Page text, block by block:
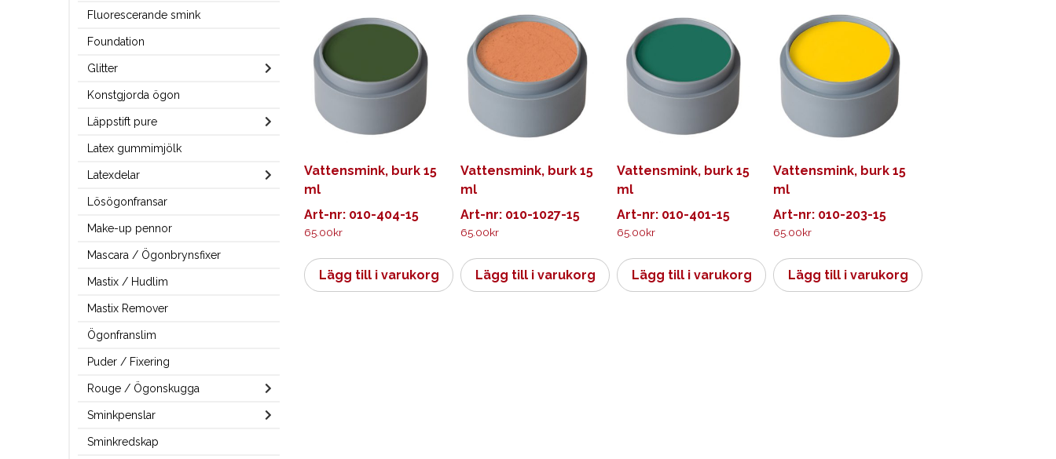
Fluorescerande smink
Foundation
Glitter
Konstgjorda ögon
Läppstift pure
Latex gummimjölk
Latexdelar
Lösögonfransar
Make-up pennor
Mascara / Ögonbrynsfixer
Mastix / Hudlim
Mastix Remover
Ögonfranslim
Puder / Fixering
Rouge / Ögonskugga
Sminkpenslar
Sminkredskap
Vattensmink, burk 15
ml
Art-nr: 010-404-15
65.00kr
Lägg till i varukorg
Vattensmink, burk 15
ml
Art-nr: 010-1027-15
65.00kr
Lägg till i varukorg
Vattensmink, burk 15
ml
Art-nr: 010-401-15
65.00kr
Lägg till i varukorg
Vattensmink, burk 15
ml
Art-nr: 010-203-15
65.00kr
Lägg till i varukorg